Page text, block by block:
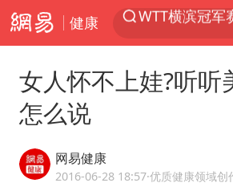
健康
光影经济撬动
女人怀不上娃?听听
怎么说
网易健康
2016-06-28 18:57·优质健康领域创